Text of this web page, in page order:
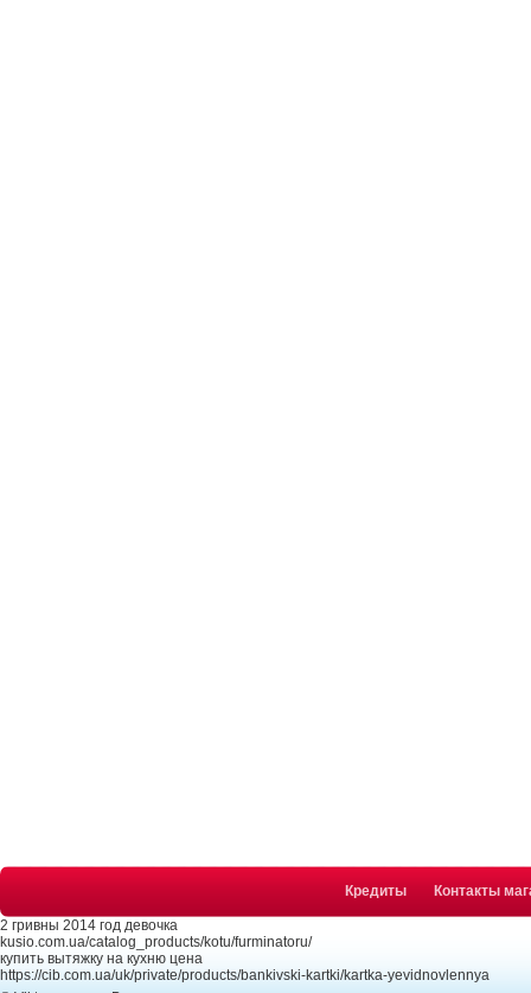
Кредиты Контакты
2 гривны 2014 год девочка
kusio.com.ua/catalog_products/kotu/furminatoru/
купить вытяжку на кухню цена
https://cib.com.ua/uk/private/products/bankivski-kartki/kartka-yevidnovlennya